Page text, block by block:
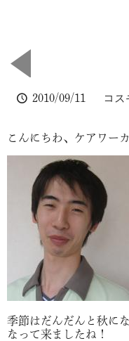
2010/09/11 コス
こんにちわ、ケアワー
季節はだんだんと秋に
なって来ましたね！